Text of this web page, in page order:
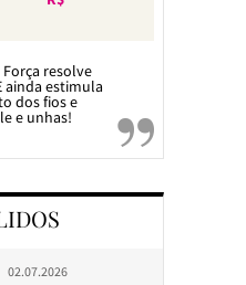
resolve
ainda estimula
dos fios e
e unhas!
02.07.2026